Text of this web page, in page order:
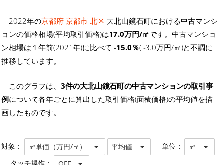
2022年の京都府 京都市 北区 大北山鏡石町における中古マンシ
ョンの価格相場(平均取引価格)は17.0万円/㎡です。中古マンショ
ン相場は１年前(2021年)に比べて -15.0％( -3.0万円/㎡)と不調に
推移しています。
このグラフは、 3件の大北山鏡石町の中古マンションの取引事
例について各年ごとに算出した取引価格(面積価格)の平均値を描
画したものです。
対象： ㎡単価（万円/㎡） 平均値 単位： ㎡
タッチ操作：